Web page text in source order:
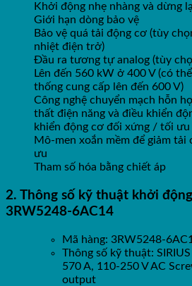
Khởi động nhẹ nhàng và dừng
Giới hạn dòng bảo vệ
Bảo vệ quá tải động cơ (tùy
nhiệt điện trở)
Đầu ra tương tự analog (tùy
Lên đến 560 kW ở 400 V (có
thống cung cấp lên đến 600 V)
Công nghệ chuyển mạch hỗn
thất điện năng và điều khiển
khiển động cơ đối xứng / tối ưu
Mô-men xoắn mềm để giảm
ưu
Tham số hóa bằng chiết áp
2. Thông số kỹ thuật khởi
3RW5248-6AC14
Mã hàng: 3RW5248-
Thông số kỹ thuật:
570 A, 110-250 V AC
output